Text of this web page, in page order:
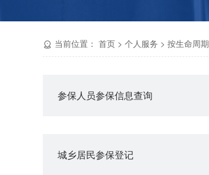
当前位置： 首页 > 个人服务 > 按生命周期
参保人员参保信息查询
城乡居民参保登记